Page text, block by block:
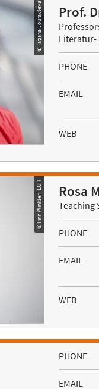
© Tatjana Jouravleva Prof.
Literatur-
PHONE
EMAIL
WEB
© Finn Winkler | LUH Rosa
Teaching
PHONE
EMAIL
WEB
PHONE
EMAIL